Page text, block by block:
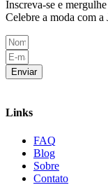
Inscreva-se e
Celebre a moda com a
Enviar
Links
FAQ
Blog
Sobre
Contato